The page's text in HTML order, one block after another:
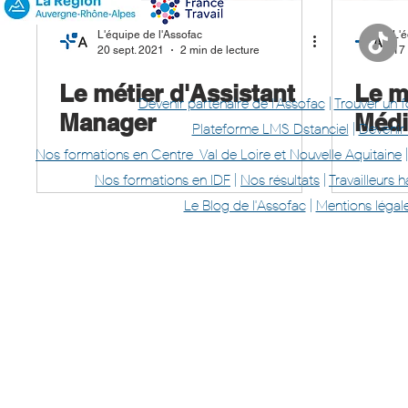
L'équipe de l'Assofac
20 sept. 2021
2 min de lecture
Le métier d'Assistant
Manager
Le
Devenir partenaire de l'Assofac Trouver un
Plateforme LMS Dstanciel
Nos formations en Centre-Val de Loire et Nouvelle Aquitaine
Nos formations en IDF
Nos résultats Travailleurs
Le Blog de l'Assofac
Mentions